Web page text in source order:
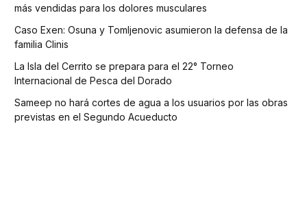
más vendidas para los dolores musculares
Caso Exen: Osuna y Tomljenovic asumieron la defensa de la
familia Clinis
La Isla del Cerrito se prepara para el 22° Torneo
Internacional de Pesca del Dorado
Sameep no hará cortes de agua a los usuarios por las obras
previstas en el Segundo Acueducto